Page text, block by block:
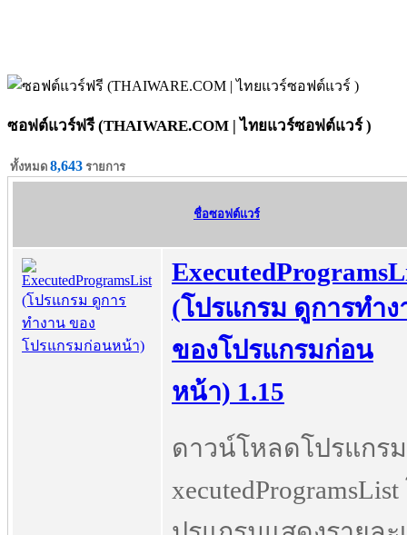
ซอฟต์แวร์ฟรี (THAIWARE.COM | ไทยแวร์ซอฟต์แวร์ )
ทั้งหมด 8,643 รายการ
ชื่อซอฟต์แวร์
(โปรแกรม ดูการทำง
ของโปรแกรมก่อน
หน้า) 1.15
ดาวน์โหลดโปรแกร
xecutedProgramsList